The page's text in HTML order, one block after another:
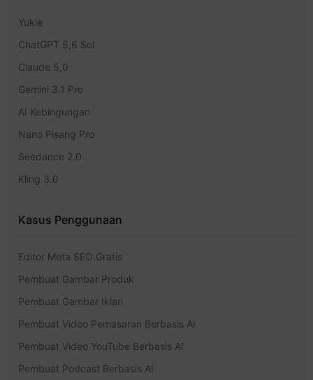
Yukie
ChatGPT 5,6 Sol
Claude 5,0
Gemini 3.1 Pro
AI Kebingungan
Nano Pisang Pro
Seedance 2.0
Kling 3.0
Kasus Penggunaan
Editor Meta SEO Gratis
Pembuat Gambar Produk
Pembuat Gambar Iklan
Pembuat Video Pemasaran Berbasis AI
Pembuat Video YouTube Berbasis AI
Pembuat Podcast Berbasis AI